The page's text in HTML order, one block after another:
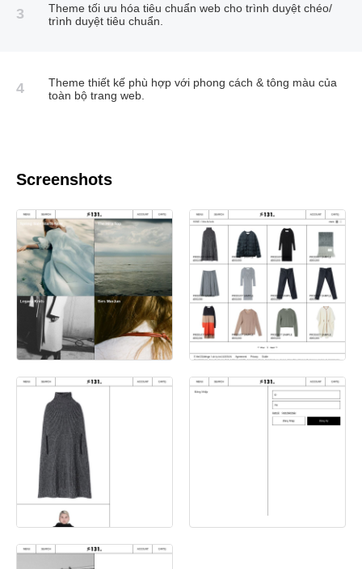
3
Theme tối ưu hóa tiêu chuẩn web cho trình duyệt chéo/
trình duyệt tiêu chuẩn.
4
Theme thiết kế phù hợp với phong cách & tông màu của
toàn bộ trang web.
Screenshots